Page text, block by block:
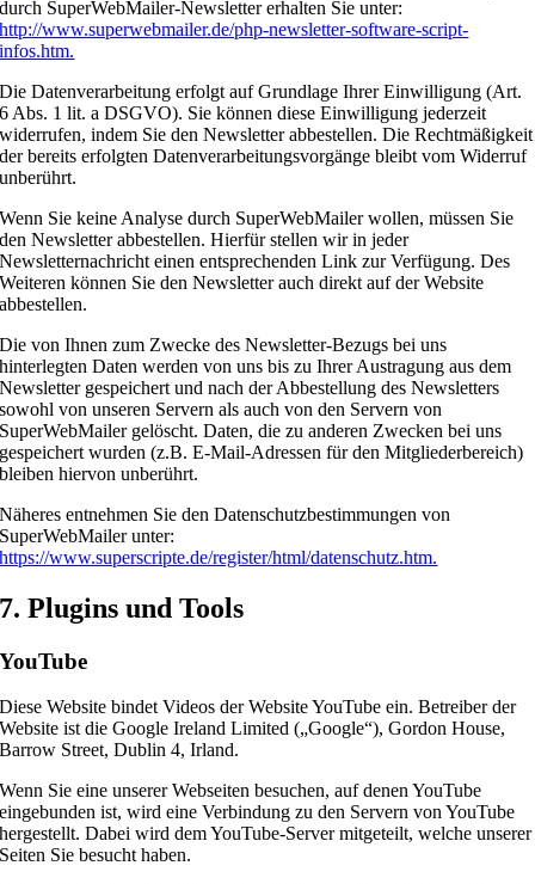
durch SuperWebMailer-Newsletter erhalten Sie unter:
http://www.superwebmailer.de/php-newsletter-software-script-
infos.htm.
Die Datenverarbeitung erfolgt auf Grundlage Ihrer Einwilligung (Art.
6 Abs. 1 lit. a DSGVO). Sie können diese Einwilligung jederzeit
widerrufen, indem Sie den Newsletter abbestellen. Die Rechtmäßigkeit
der bereits erfolgten Datenverarbeitungsvorgänge bleibt vom Widerruf
unberührt.
Wenn Sie keine Analyse durch SuperWebMailer wollen, müssen Sie
den Newsletter abbestellen. Hierfür stellen wir in jeder
Newsletternachricht einen entsprechenden Link zur Verfügung. Des
Weiteren können Sie den Newsletter auch direkt auf der Website
abbestellen.
Die von Ihnen zum Zwecke des Newsletter-Bezugs bei uns
hinterlegten Daten werden von uns bis zu Ihrer Austragung aus dem
Newsletter gespeichert und nach der Abbestellung des Newsletters
sowohl von unseren Servern als auch von den Servern von
SuperWebMailer gelöscht. Daten, die zu anderen Zwecken bei uns
gespeichert wurden (z.B. E-Mail-Adressen für den Mitgliederbereich)
bleiben hiervon unberührt.
Näheres entnehmen Sie den Datenschutzbestimmungen von
SuperWebMailer unter:
https://www.superscripte.de/register/html/datenschutz.htm.
7. Plugins und Tools
YouTube
Diese Website bindet Videos der Website YouTube ein. Betreiber der
Website ist die Google Ireland Limited („Google“), Gordon House,
Barrow Street, Dublin 4, Irland.
Wenn Sie eine unserer Webseiten besuchen, auf denen YouTube
eingebunden ist, wird eine Verbindung zu den Servern von YouTube
hergestellt. Dabei wird dem YouTube-Server mitgeteilt, welche unserer
Seiten Sie besucht haben.